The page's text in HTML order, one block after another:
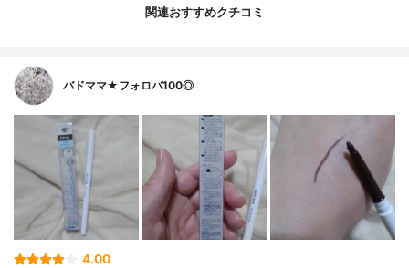
関連おすすめクチコミ
バドママ★フォロバ100◎
4.00